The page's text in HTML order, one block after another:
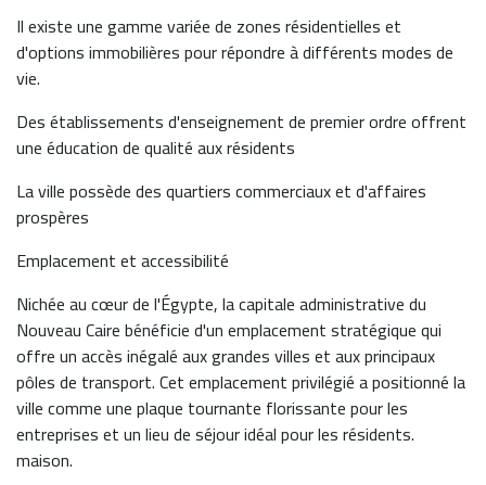
Il existe une gamme variée de zones résidentielles et
d'options immobilières pour répondre à différents modes de
vie.
Des établissements d'enseignement de premier ordre offrent
une éducation de qualité aux résidents
La ville possède des quartiers commerciaux et d'affaires
prospères
Emplacement et accessibilité
Nichée au cœur de l'Égypte, la capitale administrative du
Nouveau Caire bénéficie d'un emplacement stratégique qui
offre un accès inégalé aux grandes villes et aux principaux
pôles de transport. Cet emplacement privilégié a positionné la
ville comme une plaque tournante florissante pour les
entreprises et un lieu de séjour idéal pour les résidents.
maison.